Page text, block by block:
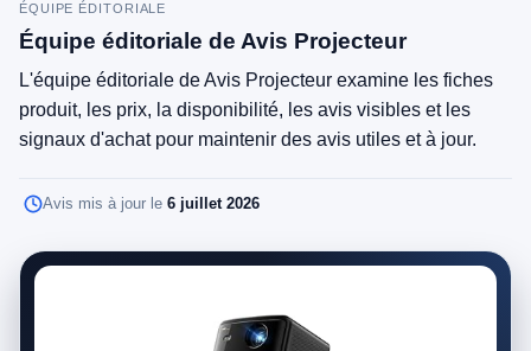
ÉQUIPE ÉDITORIALE
Équipe éditoriale de Avis Projecteur
L'équipe éditoriale de Avis Projecteur examine les fiches
produit, les prix, la disponibilité, les avis visibles et les
signaux d'achat pour maintenir des avis utiles et à jour.
Avis mis à jour le 6 juillet 2026